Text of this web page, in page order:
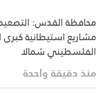
محافظة القدس:
مشاريع استيطانية
الفلسطيني شمالا
منذ دقيقة واحدة